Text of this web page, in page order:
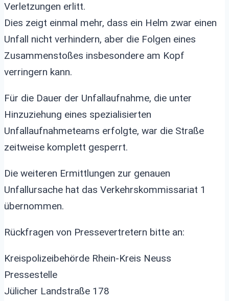
Verletzungen erlitt.
Dies zeigt einmal mehr, dass ein Helm zwar einen
Unfall nicht verhindern, aber die Folgen eines
Zusammenstoßes insbesondere am Kopf
verringern kann.
Für die Dauer der Unfallaufnahme, die unter
Hinzuziehung eines spezialisierten
Unfallaufnahmeteams erfolgte, war die Straße
zeitweise komplett gesperrt.
Die weiteren Ermittlungen zur genauen
Unfallursache hat das Verkehrskommissariat 1
übernommen.
Rückfragen von Pressevertretern bitte an:
Kreispolizeibehörde Rhein-Kreis Neuss
Pressestelle
Jülicher Landstraße 178